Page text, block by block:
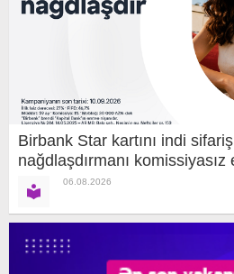
Birbank Star kartını indi
nağdlaşdırmanı komissiyasız
06.08.2026